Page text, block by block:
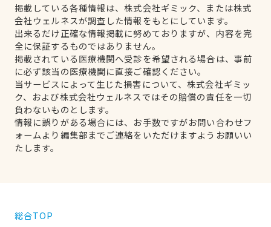
掲載している各種情報は、株式会社ギミック、または株式
会社ウェルネスが調査した情報をもとにしています。
出来るだけ正確な情報掲載に努めておりますが、内容を完
全に保証するものではありません。
掲載されている医療機関へ受診を希望される場合は、事前
に必ず該当の医療機関に直接ご確認ください。
当サービスによって生じた損害について、株式会社ギミッ
ク、および株式会社ウェルネスではその賠償の責任を一切
負わないものとします。
情報に誤りがある場合には、お手数ですがお問い合わせフ
ォームより編集部までご連絡をいただけますようお願いい
たします。
総合TOP